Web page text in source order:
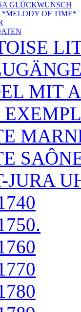
GLÜCKWUNSCH
*MELODY OF TIME*
MIT
JURA